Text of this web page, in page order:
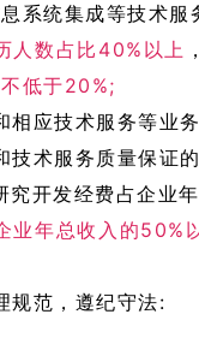
系统集成等技术服
人数占比40%以上
低于20%;
应技术服务等业
技术服务质量保证
究开发经费占企业
业年总收入的50%
规范，遵纪守法: